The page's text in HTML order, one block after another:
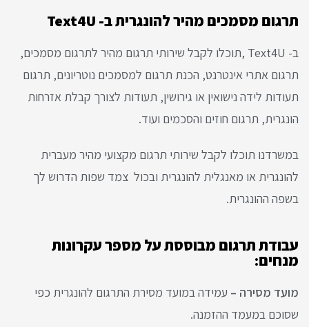
תרגום מסמכים מהיר להונגרית ב- Text4U
ב- Text4U ,תוכלו לקבל שירותי תרגום מהיר לתרגום מסמכים,
תרגום אתרי אינטרנט, הכנת תרגום למסמכים נוטריונים, תרגום
תעודות לידה נישואין או גירושין, תעודות לצורך קבלת אזרחות
הונגרית, תרגום חוזים והסכמים ועוד.
במשרדנו תוכלו לקבל שירותי תרגום מקצועי מהיר מעברית
להונגרית או מאנגלית להונגרית ובכול צמד שפות הדרוש לך
בשפה ההונגרית.
עבודת תרגום מבוססת על מספר עקרונות
מנחים:
מועד מסירה – עמידה במועד מסירת התרגום להונגרית כפי
שסוכם במעמד ההזמנה.